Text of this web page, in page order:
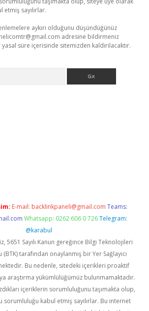
sayılırlar.
aykırı olduğunu düşündüğünüz
adresine bildirmeniz
süre içerisinde sitemizden kaldırılacaktır.
E-mail: backlinkpaneli@gmail.com Teams:
Whatsapp: 0262 606 0 726 Telegram:
@karabul
5651 Sayılı Kanun gereğince Bilgi Teknolojileri
tarafından onaylanmış bir Yer Sağlayıcı
Bu nedenle, sitedeki içerikleri proaktif
araştırma yükümlülüğümüz bulunmamaktadır.
içeriklerin sorumluluğunu taşımakta olup,
sorumluluğu kabul etmiş sayılırlar. Bu internet